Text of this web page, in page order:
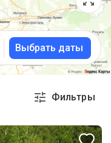
Выбрать даты
Фильтры